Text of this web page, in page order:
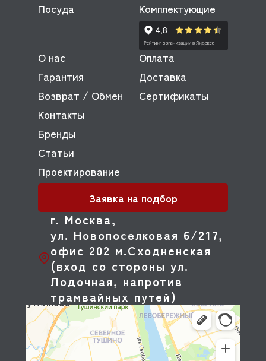
г. Москва,
ул. Новопоселковая 6/217,
офис 202 м.Сходненская
(вход со стороны ул.
Лодочная, напротив
трамвайных путей)
Посуда
Комплектующие
О нас
Оплата
Гарантия
Доставка
Возврат / Обмен
Сертификаты
Контакты
Бренды
Статьи
Проектирование
Заявка на подбор